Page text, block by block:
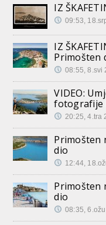
IZ
09:53,
IZ
Primošten
08:55, 8.svi
VIDEO:
fotografije
20:25, 4.tra
Primošten
dio
12:44,
Primošten
dio
08:35,